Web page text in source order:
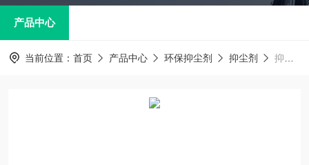
产品中心
当前位置： 首页 产品中心 环保抑尘剂 抑尘剂 抑尘剂固沙